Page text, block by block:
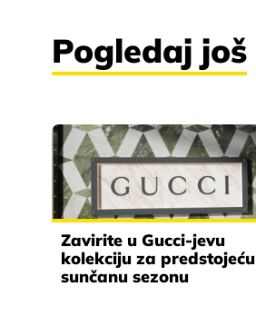
Pogledaj još
Zavirite u Gucci-jevu
kolekciju za predstojeću
sunčanu sezonu